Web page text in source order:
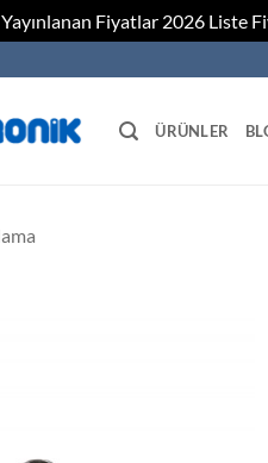
Fiyatlar 2026 Liste
ÜRÜNLER